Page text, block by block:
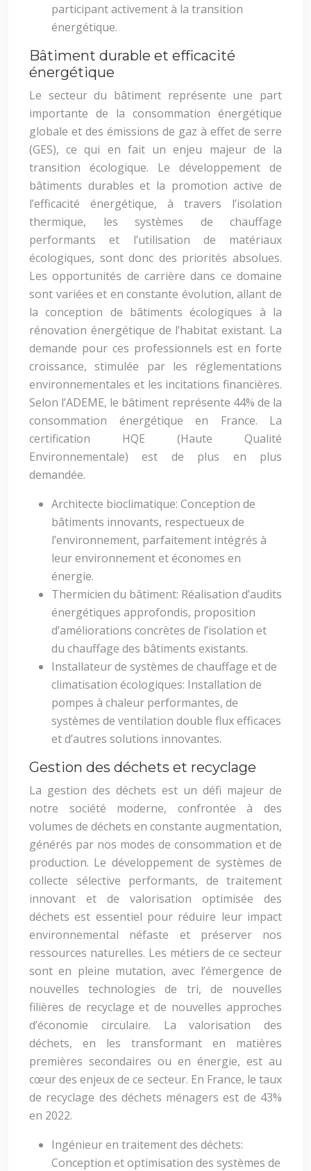
participant activement à la transition
énergétique.
Bâtiment durable et efficacité
énergétique
Le secteur du bâtiment représente une part
importante de la consommation énergétique
globale et des émissions de gaz à effet de serre
(GES), ce qui en fait un enjeu majeur de la
transition écologique. Le développement de
bâtiments durables et la promotion active de
l’efficacité énergétique, à travers l’isolation
thermique, les systèmes de chauffage
performants et l’utilisation de matériaux
écologiques, sont donc des priorités absolues.
Les opportunités de carrière dans ce domaine
sont variées et en constante évolution, allant de
la conception de bâtiments écologiques à la
rénovation énergétique de l’habitat existant. La
demande pour ces professionnels est en forte
croissance, stimulée par les réglementations
environnementales et les incitations financières.
Selon l’ADEME, le bâtiment représente 44% de la
consommation énergétique en France. La
certification HQE (Haute Qualité
Environnementale) est de plus en plus
demandée.
Architecte bioclimatique: Conception de
bâtiments innovants, respectueux de
l’environnement, parfaitement intégrés à
leur environnement et économes en
énergie.
Thermicien du bâtiment: Réalisation d’audits
énergétiques approfondis, proposition
d’améliorations concrètes de l’isolation et
du chauffage des bâtiments existants.
Installateur de systèmes de chauffage et de
climatisation écologiques: Installation de
pompes à chaleur performantes, de
systèmes de ventilation double flux efficaces
et d’autres solutions innovantes.
Gestion des déchets et recyclage
La gestion des déchets est un défi majeur de
notre société moderne, confrontée à des
volumes de déchets en constante augmentation,
générés par nos modes de consommation et de
production. Le développement de systèmes de
collecte sélective performants, de traitement
innovant et de valorisation optimisée des
déchets est essentiel pour réduire leur impact
environnemental néfaste et préserver nos
ressources naturelles. Les métiers de ce secteur
sont en pleine mutation, avec l’émergence de
nouvelles technologies de tri, de nouvelles
filières de recyclage et de nouvelles approches
d’économie circulaire. La valorisation des
déchets, en les transformant en matières
premières secondaires ou en énergie, est au
cœur des enjeux de ce secteur. En France, le taux
de recyclage des déchets ménagers est de 43%
en 2022.
Ingénieur en traitement des déchets:
Conception et optimisation des systèmes de